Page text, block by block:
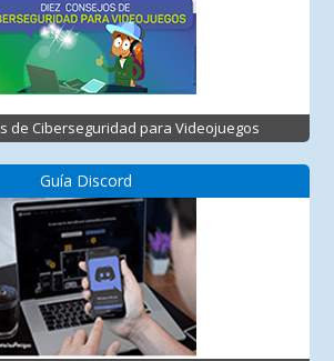
de Ciberseguridad para Videojuegos
Guía Discord